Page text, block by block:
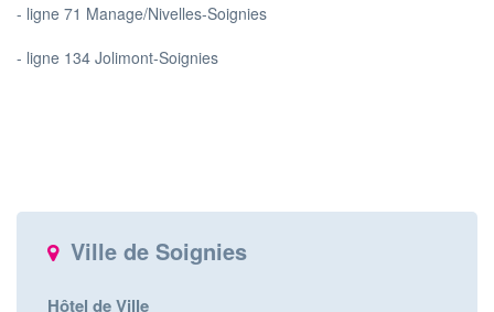
- ligne 71 Manage/Nivelles-Soignies
- ligne 134 Jolimont-Soignies
Ville de Soignies
Hôtel de Ville